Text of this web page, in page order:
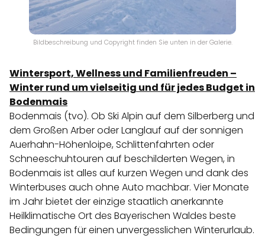
Bildbeschreibung und Copyright finden Sie unten in der Galerie.
Wintersport, Wellness und Familienfreuden –
Winter rund um vielseitig und für jedes Budget in
Bodenmais
Bodenmais (tvo). Ob Ski Alpin auf dem Silberberg und
dem Großen Arber oder Langlauf auf der sonnigen
Auerhahn-Höhenloipe, Schlittenfahrten oder
Schneeschuhtouren auf beschilderten Wegen, in
Bodenmais ist alles auf kurzen Wegen und dank des
Winterbuses auch ohne Auto machbar. Vier Monate
im Jahr bietet der einzige staatlich anerkannte
Heilklimatische Ort des Bayerischen Waldes beste
Bedingungen für einen unvergesslichen Winterurlaub.